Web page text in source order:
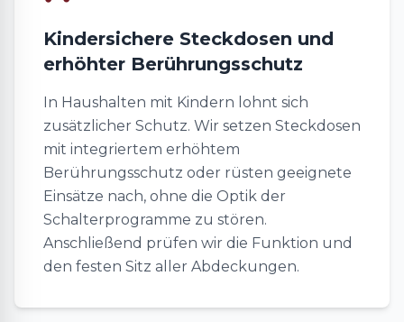
Kindersichere Steckdosen und
erhöhter Berührungsschutz
In Haushalten mit Kindern lohnt sich
zusätzlicher Schutz. Wir setzen Steckdosen
mit integriertem erhöhtem
Berührungsschutz oder rüsten geeignete
Einsätze nach, ohne die Optik der
Schalterprogramme zu stören.
Anschließend prüfen wir die Funktion und
den festen Sitz aller Abdeckungen.